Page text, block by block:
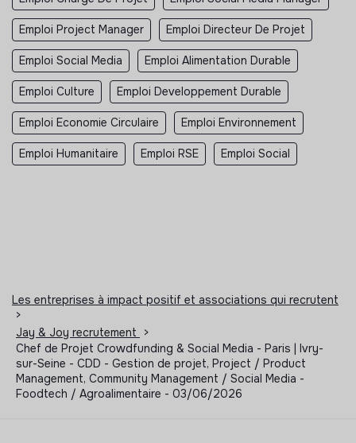
Emploi Project Manager Emploi Directeur De Projet
Emploi Social Media Emploi Alimentation Durable
Emploi Culture Emploi Developpement Durable
Emploi Economie Circulaire Emploi Environnement
Emploi Humanitaire Emploi RSE Emploi Social
Les entreprises à impact positif et associations qui recrutent
>
Jay & Joy recrutement
>
Chef de Projet Crowdfunding & Social Media - Paris | Ivry-
sur-Seine - CDD - Gestion de projet, Project / Product
Management, Community Management / Social Media -
Foodtech / Agroalimentaire - 03/06/2026